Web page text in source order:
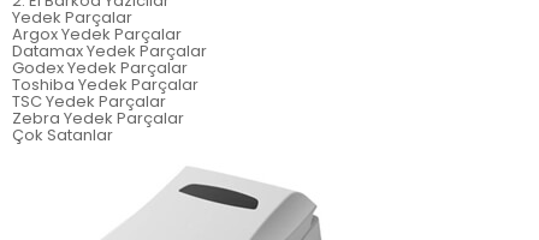
Yedek Parçalar
Argox Yedek Parçalar
Datamax Yedek Parçalar
Godex Yedek Parçalar
Toshiba Yedek Parçalar
TSC Yedek Parçalar
Zebra Yedek Parçalar
Çok Satanlar